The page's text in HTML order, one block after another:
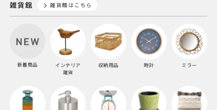
雑貨館 雑貨館はこちら
新着商品
インテリア
雑貨
収納用品 時計 ミラー